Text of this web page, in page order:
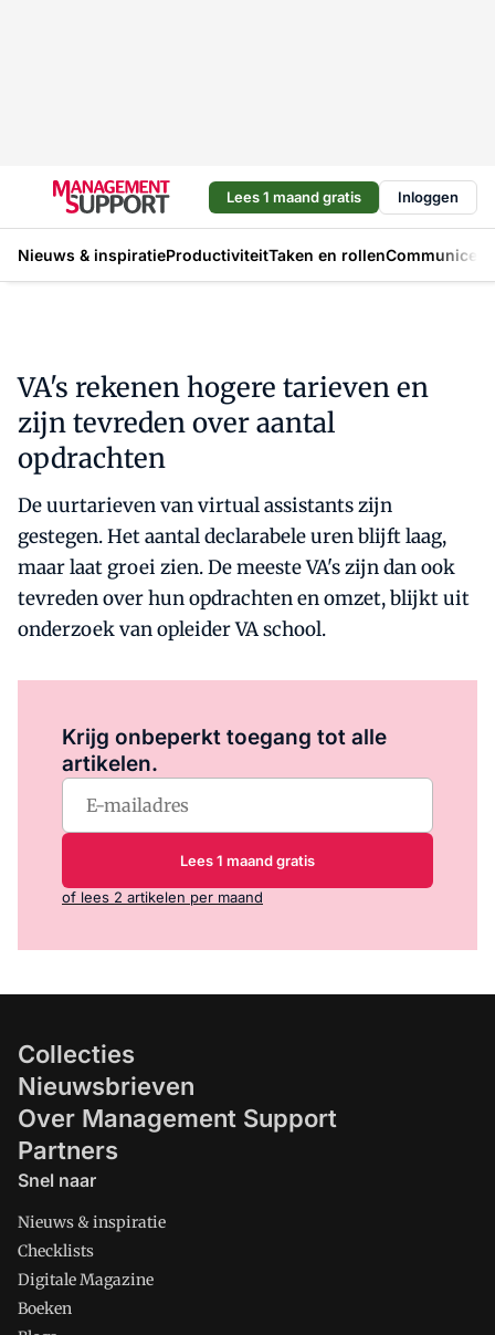
Lees 1 maand gratis Inloggen
Nieuws & inspiratieProductiviteitTaken en rollen
VA's rekenen hogere tarieven en
zijn tevreden over aantal
opdrachten
De uurtarieven van virtual assistants zijn
gestegen. Het aantal declarabele uren blijft laag,
maar laat groei zien. De meeste VA's zijn dan ook
tevreden over hun opdrachten en omzet, blijkt uit
onderzoek van opleider VA school.
Krijg onbeperkt toegang tot alle
artikelen.
Lees 1 maand gratis
of lees 2 artikelen per maand
Collecties
Nieuwsbrieven
Over Management Support
Partners
Snel naar
Nieuws & inspiratie
Checklists
Digitale Magazine
Boeken